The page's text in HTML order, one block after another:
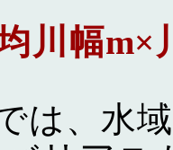
川幅
は、水